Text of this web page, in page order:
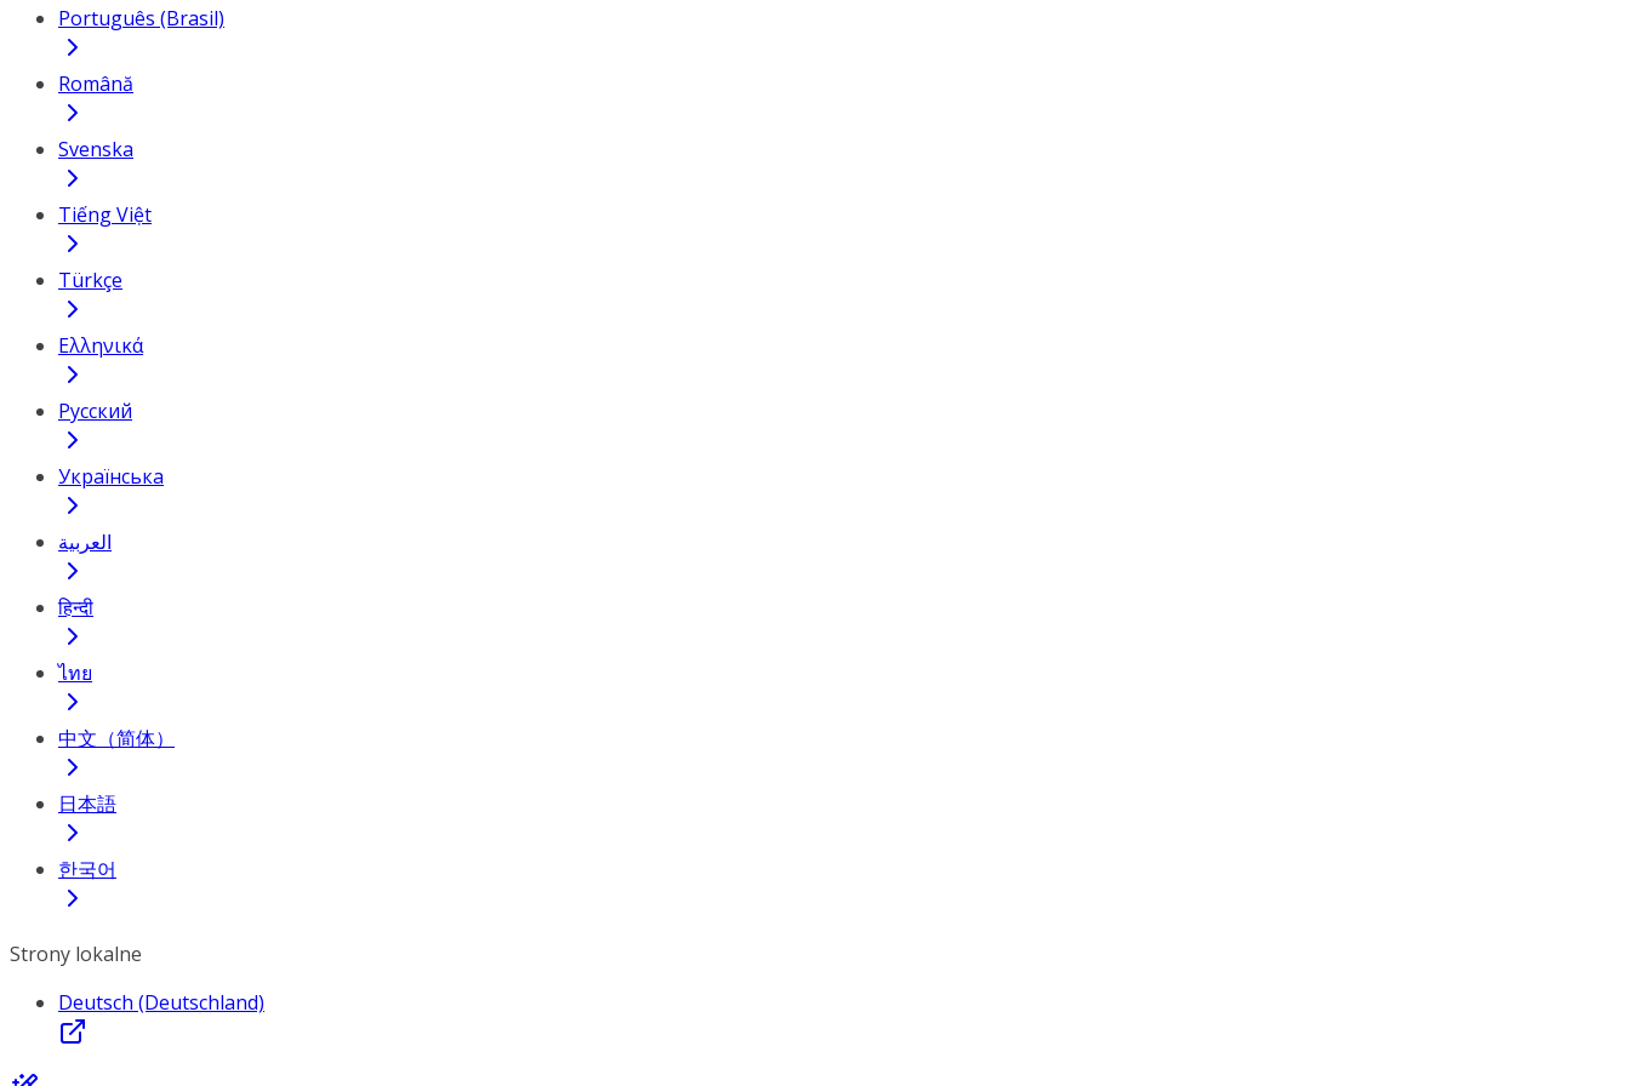
Português (Brasil)
Română
Svenska
Tiếng Việt
Türkçe
Ελληνικά
Русский
Українська
العربية
हिन्दी
ไทย
中文（简体）
日本語
한국어
Strony lokalne
Deutsch (Deutschland)